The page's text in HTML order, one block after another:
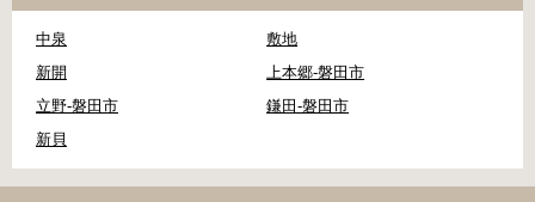
中泉
敷地
新開
上本郷-磐田市
立野-磐田市
鎌田-磐田市
新貝